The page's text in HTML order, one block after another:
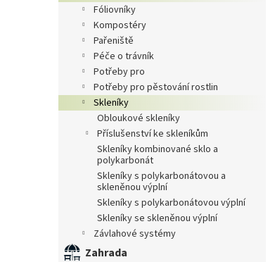
fóliovníky
kompostéry
pařeniště
péče o trávník
potřeby pro
potřeby pro pěstování rostlin
skleníky
obloukové skleníky
příslušenství ke skleníkům
skleníky kombinované sklo a
polykarbonát
skleníky s polykarbonátovou a
skleněnou výplní
skleníky s polykarbonátovou výplní
skleníky se skleněnou výplní
závlahové systémy
Zahrada